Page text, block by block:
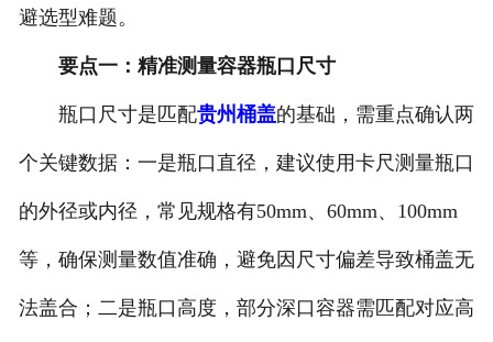
避选型难题。
要点一：精准测量容器瓶口尺寸
瓶口尺寸是匹配贵州桶盖的基础，需重点确认两
个关键数据：一是瓶口直径，建议使用卡尺测量瓶口
的外径或内径，常见规格有50mm、60mm、100mm
等，确保测量数值准确，避免因尺寸偏差导致桶盖无
法盖合；二是瓶口高度，部分深口容器需匹配对应高